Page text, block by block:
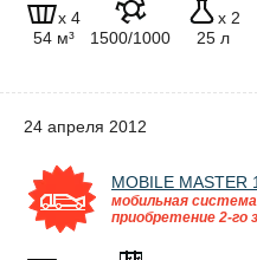
x 4
54 м³
1500/1000
x 2
25 л
24 апреля 2012
MOBILE MASTER
мобильная
приобретение 2-го